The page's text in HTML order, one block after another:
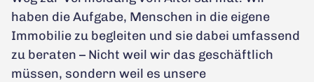
haben die Aufgabe, Menschen in die eigene
Immobilie zu begleiten und sie dabei umfassend
zu beraten – Nicht weil wir das geschäftlich
müssen, sondern weil es unsere